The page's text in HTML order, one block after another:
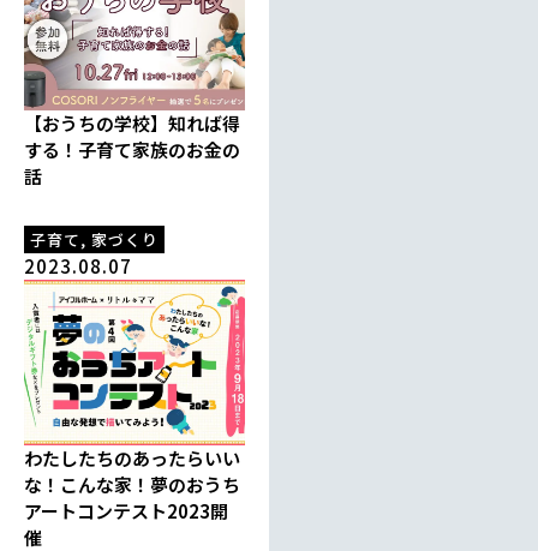
【おうちの学校】知れば得
する！子育て家族のお金の
話
子育て, 家づくり
2023.08.07
わたしたちのあったらいい
な！こんな家！夢のおうち
アートコンテスト2023開
催